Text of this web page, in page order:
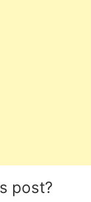
post?